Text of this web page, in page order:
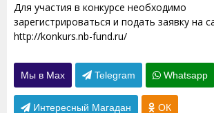
Для участия в конкурсе необходимо
зарегистрироваться и подать заявку на
http://konkurs.nb-fund.ru/
Мы в Max Telegram Whatsapp
Интересный Магадан ОК